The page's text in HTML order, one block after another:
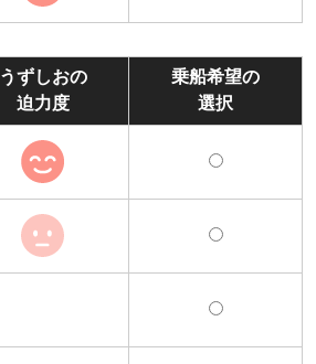
うずしおの
迫力度
乗船希望の
選択